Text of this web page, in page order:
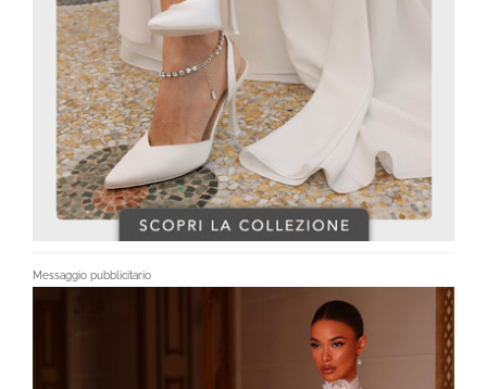
Messaggio pubblicitario